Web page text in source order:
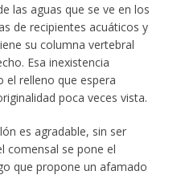
las aguas que se ve en los
de recipientes acuáticos y
su columna vertebral
Esa inexistencia
relleno que espera
poca veces vista.
es agradable, sin ser
comensal se pone el
que propone un afamado